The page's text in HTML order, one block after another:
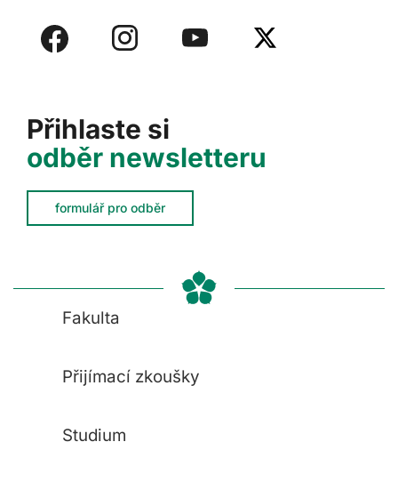
Přihlaste si
odběr newsletteru
formulář pro odběr
Fakulta
Přijímací zkoušky
Studium